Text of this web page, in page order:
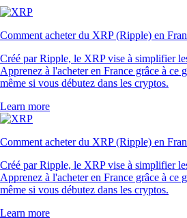
Comment acheter du XRP (Ripple) en
Créé par Ripple, le XRP vise à simplifier
Apprenez à l'acheter en France grâce à ce
même si vous débutez dans les cryptos.
Learn more
Comment acheter du XRP (Ripple) en
Créé par Ripple, le XRP vise à simplifier
Apprenez à l'acheter en France grâce à ce
même si vous débutez dans les cryptos.
Learn more